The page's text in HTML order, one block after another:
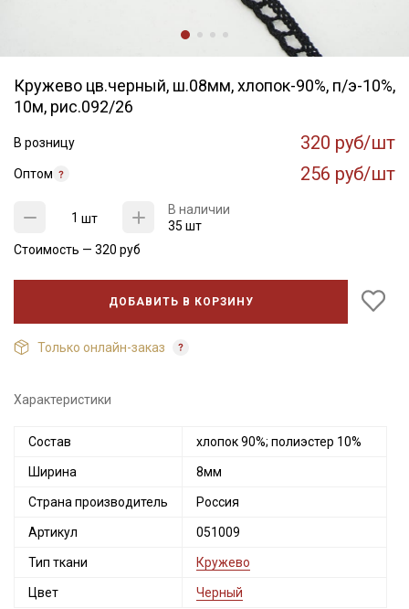
Кружево цв.черный, ш.08мм, хлопок-90%, п/э-10%,
10м, рис.092/26
В розницу 320 руб/шт
Оптом 256 руб/шт
шт
В наличии
35 шт
Стоимость — 320 руб
ДОБАВИТЬ В КОРЗИНУ
Только онлайн-заказ
Характеристики
Состав хлопок 90%; полиэстер 10%
Ширина 8мм
Страна производитель Россия
Артикул 051009
Тип ткани Кружево
Цвет Черный